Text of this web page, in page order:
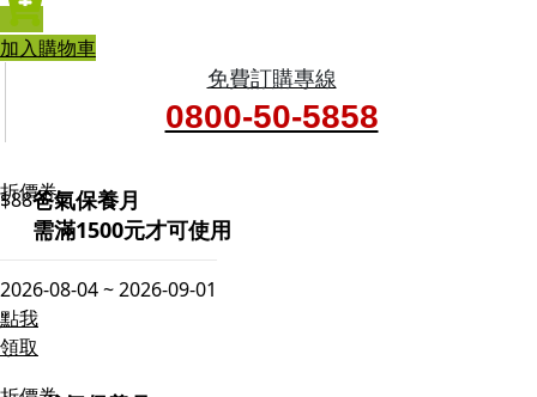
加入購物車
免費訂購專線
0800-50-5858
折價券
$88爸氣保養月
需滿1500元才可使用
2026-08-04 ~ 2026-09-01
點我
領取